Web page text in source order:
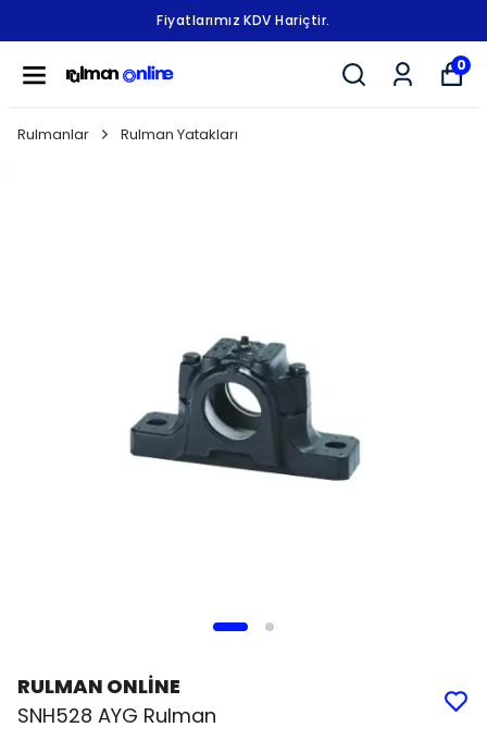
Fiyatlarımız KDV Hariçtir.
0
Rulmanlar Rulman Yatakları
RULMAN ONLİNE
SNH528 AYG Rulman